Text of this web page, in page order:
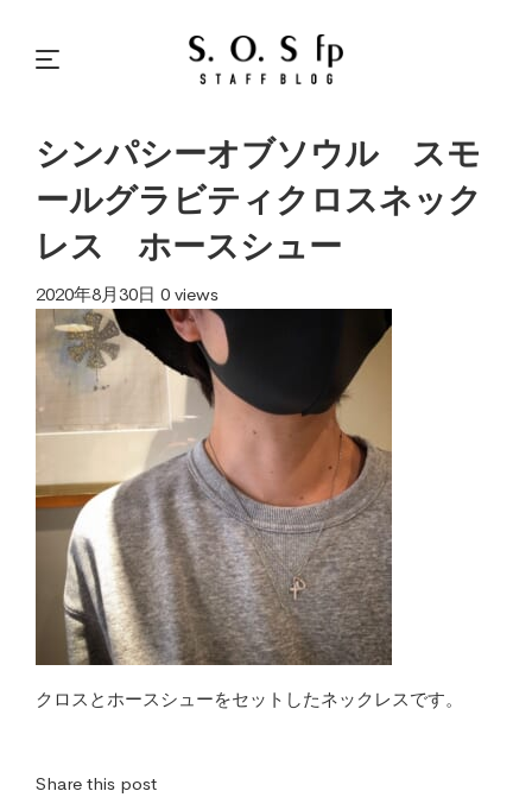
シンパシーオブソウル スモ
ールグラビティクロスネック
レス ホースシュー
2020年8月30日 0 views
クロスとホースシューをセットしたネックレスです。
Share this post